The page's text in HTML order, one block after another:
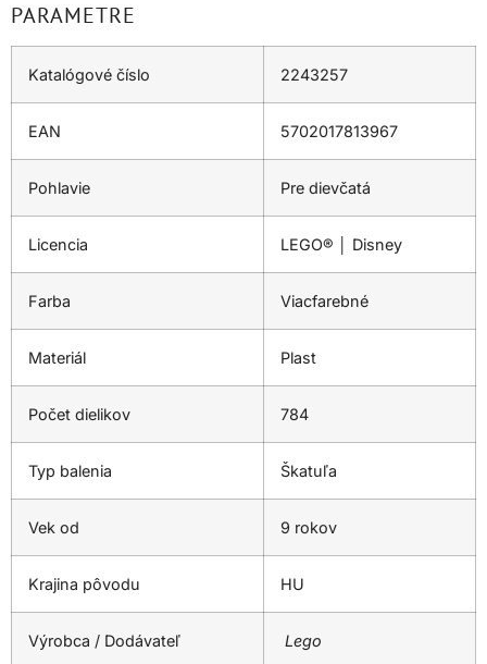
PARAMETRE
Katalógové číslo 2243257
EAN 5702017813967
Pohlavie Pre dievčatá
Licencia LEGO® │ Disney
Farba Viacfarebné
Materiál Plast
Počet dielikov 784
Typ balenia Škatuľa
Vek od 9 rokov
Krajina pôvodu HU
Výrobca / Dodávateľ Lego